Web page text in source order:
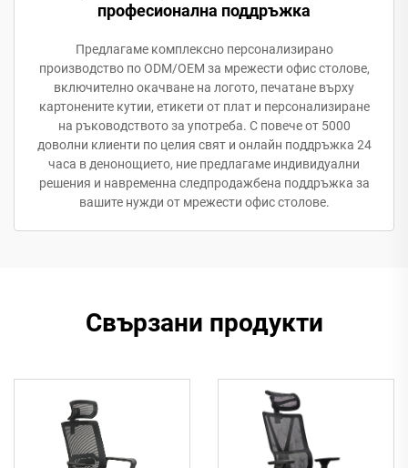
професионална поддръжка
Предлагаме комплексно персонализирано
производство по ODM/OEM за мрежести офис столове,
включително окачване на логото, печатане върху
картонените кутии, етикети от плат и персонализиране
на ръководството за употреба. С повече от 5000
доволни клиенти по целия свят и онлайн поддръжка 24
часа в денонощието, ние предлагаме индивидуални
решения и навременна следпродажбена поддръжка за
вашите нужди от мрежести офис столове.
Свързани продукти